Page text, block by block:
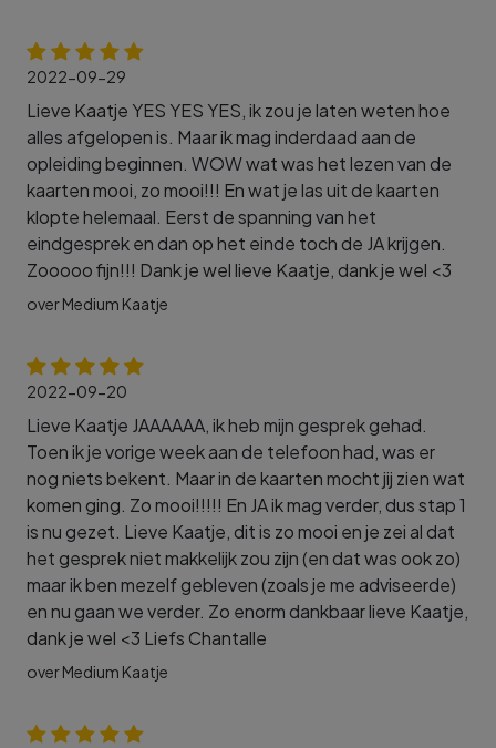
2022-09-29
Lieve Kaatje YES YES YES, ik zou je laten weten hoe
alles afgelopen is. Maar ik mag inderdaad aan de
opleiding beginnen. WOW wat was het lezen van de
kaarten mooi, zo mooi!!! En wat je las uit de kaarten
klopte helemaal. Eerst de spanning van het
eindgesprek en dan op het einde toch de JA krijgen.
Zooooo fijn!!! Dank je wel lieve Kaatje, dank je wel <3
over Medium Kaatje
2022-09-20
Lieve Kaatje JAAAAAA, ik heb mijn gesprek gehad.
Toen ik je vorige week aan de telefoon had, was er
nog niets bekent. Maar in de kaarten mocht jij zien wat
komen ging. Zo mooi!!!!! En JA ik mag verder, dus stap 1
is nu gezet. Lieve Kaatje, dit is zo mooi en je zei al dat
het gesprek niet makkelijk zou zijn (en dat was ook zo)
maar ik ben mezelf gebleven (zoals je me adviseerde)
en nu gaan we verder. Zo enorm dankbaar lieve Kaatje,
dank je wel <3 Liefs Chantalle
over Medium Kaatje